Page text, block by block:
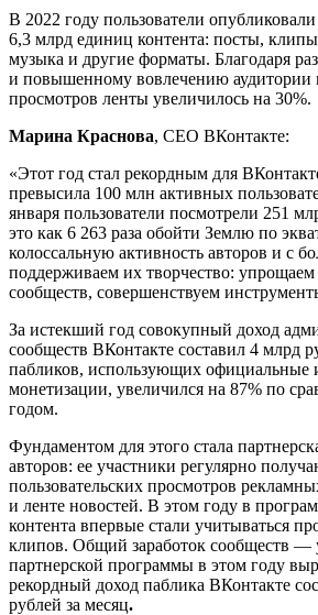
В 2022 году пользователи
6,3 млрд единиц контента: посты,
музыка и другие форматы. Благодаря
и повышенному вовлечению аудитории
просмотров ленты увеличилось на 30%.
Марина Краснова, CEO ВКонтакте:
«Этот год стал рекордным для
превысила 100 млн активных
января пользователи посмотрели 251
это как 6 263 раза обойти Землю по
колоссальную активность авторов и с
поддерживаем их творчество: упрощаем
сообществ, совершенствуем
За истекший год совокупный доход
сообществ ВКонтакте составил 4 млрд
пабликов, использующих официальные
монетизации, увеличился на 87% по
годом.
Фундаментом для этого стала
авторов: ее участники регулярно
пользовательских просмотров
и ленте новостей. В этом году в
контента впервые стали учитываться
клипов. Общий заработок сообществ —
партнерской программы в этом году
рекордный доход паблика ВКонтакте
рублей за месяц.